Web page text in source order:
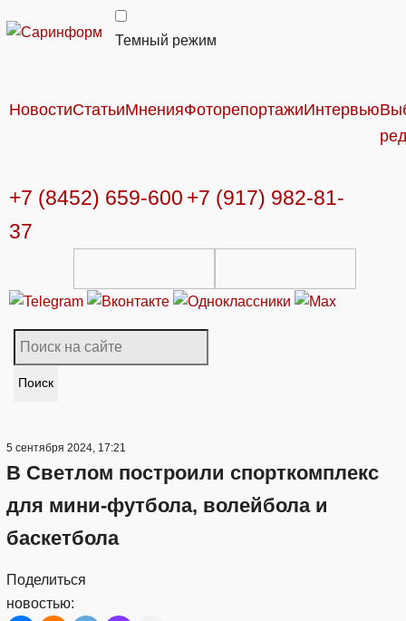
Темный режим
НовостиСтатьиМненияФоторепортажиИнтервью
+7 (8452) 659-600 +7 (917) 982-81-
37
Поиск
5 сентября 2024, 17:21
В Светлом построили спорткомплекс
для мини-футбола, волейбола и
баскетбола
Поделиться
новостью: